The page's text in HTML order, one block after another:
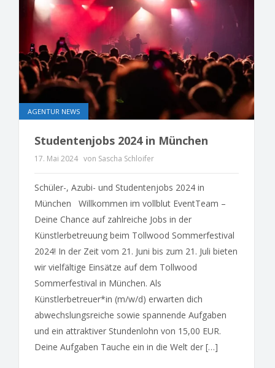
AGENTUR NEWS
Studentenjobs 2024 in München
17. Mai 2024 von Sascha Schloifer
Schüler-, Azubi- und Studentenjobs 2024 in
München Willkommen im vollblut EventTeam –
Deine Chance auf zahlreiche Jobs in der
Künstlerbetreuung beim Tollwood Sommerfestival
2024! In der Zeit vom 21. Juni bis zum 21. Juli bieten
wir vielfältige Einsätze auf dem Tollwood
Sommerfestival in München. Als
Künstlerbetreuer*in (m/w/d) erwarten dich
abwechslungsreiche sowie spannende Aufgaben
und ein attraktiver Stundenlohn von 15,00 EUR.
Deine Aufgaben Tauche ein in die Welt der […]